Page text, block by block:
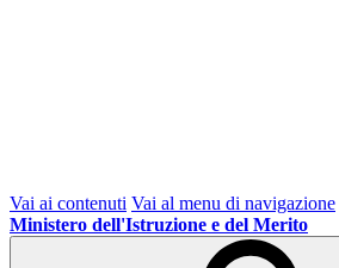
Vai ai contenuti Vai al menu di navigazione
Ministero dell'Istruzione e del Merito